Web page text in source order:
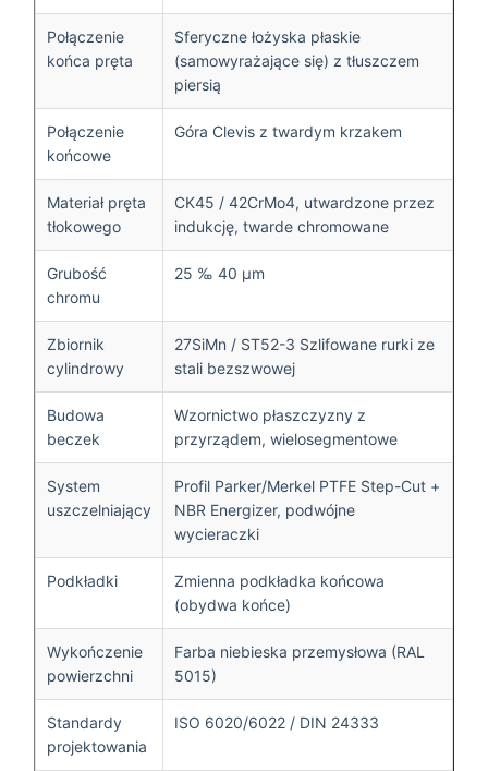
Połączenie
końca pręta
Sferyczne łożyska płaskie
(samowyrażające się) z tłuszczem
piersią
Połączenie
końcowe
Góra Clevis z twardym krzakem
Materiał pręta
tłokowego
CK45 / 42CrMo4, utwardzone przez
indukcję, twarde chromowane
Grubość
chromu
25 ‰ 40 μm
Zbiornik
cylindrowy
27SiMn / ST52-3 Szlifowane rurki ze
stali bezszwowej
Budowa
beczek
Wzornictwo płaszczyzny z
przyrządem, wielosegmentowe
System
uszczelniający
Profil Parker/Merkel PTFE Step-Cut +
NBR Energizer, podwójne
wycieraczki
Podkładki
Zmienna podkładka końcowa
(obydwa końce)
Wykończenie
powierzchni
Farba niebieska przemysłowa (RAL
5015)
Standardy
projektowania
ISO 6020/6022 / DIN 24333